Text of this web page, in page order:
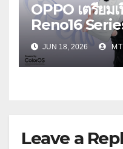
OPPO เตรียม
Reno16
ประกาศ
ฐานะ Reno
ประสบการณ์ถ่
JUN 18, 2026
Leave a